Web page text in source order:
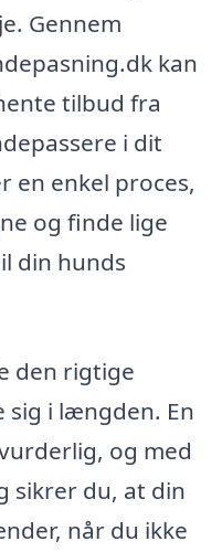
Gennem
kan
tilbud fra
i dit
en enkel proces,
og finde lige
din hunds
den rigtige
sig i længden. En
og med
sikrer du, at din
når du ikke